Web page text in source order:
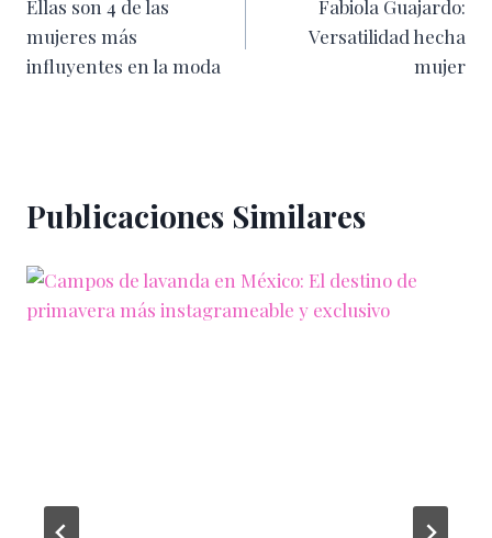
de
entradas
Ellas son 4 de las
mujeres más
influyentes en la moda
Fabiola Guajardo:
Versatilidad hecha
mujer
Publicaciones Similares